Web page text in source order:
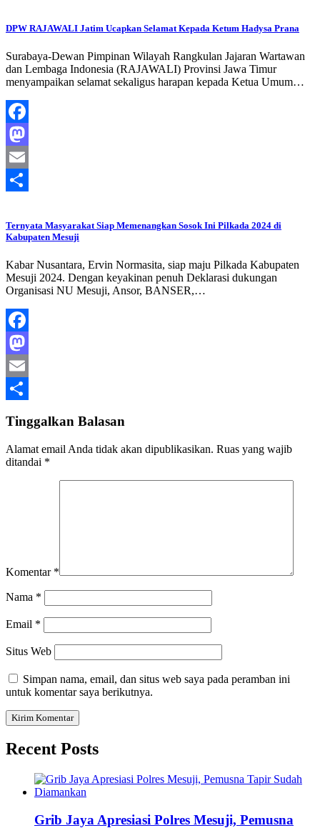
DPW RAJAWALI Jatim Ucapkan Selamat Kepada Ketum Hadysa Prana
Surabaya-Dewan Pimpinan Wilayah Rangkulan Jajaran Wartawan
dan Lembaga Indonesia (RAJAWALI) Provinsi Jawa Timur
menyampaikan selamat sekaligus harapan kepada Ketua Umum…
Facebook
Mastodon
Email
Ternyata Masyarakat Siap Memenangkan Sosok Ini Pilkada 2024 di
Kabupaten Mesuji
Kabar Nusantara, Ervin Normasita, siap maju Pilkada Kabupaten
Mesuji 2024. Dengan keyakinan penuh Deklarasi dukungan
Organisasi NU Mesuji, Ansor, BANSER,…
Facebook
Mastodon
Email
Tinggalkan Balasan
Alamat email Anda tidak akan dipublikasikan. Ruas yang wajib
ditandai *
Komentar *
Nama *
Email *
Situs Web
Simpan nama, email, dan situs web saya pada peramban ini
untuk komentar saya berikutnya.
Recent Posts
Grib Jaya Apresiasi Polres Mesuji, Pemusna